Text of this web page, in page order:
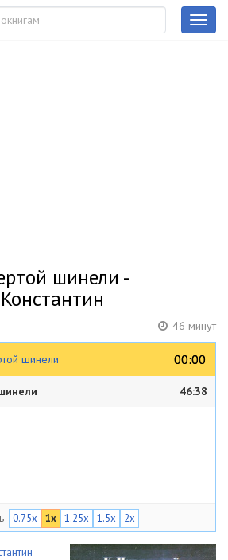
шинели -
46 минут
шинели 00:00
00:00
46:38
0.75x 1x 1.25x 1.5x 2x